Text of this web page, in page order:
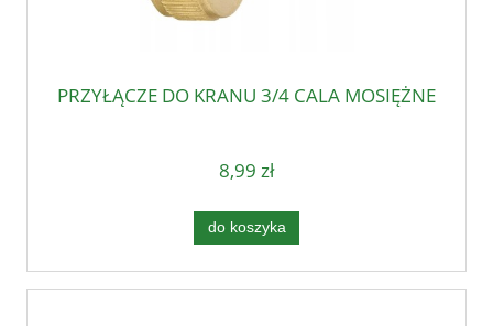
PRZYŁĄCZE DO KRANU 3/4 CALA MOSIĘŻNE
8,99 zł
do koszyka